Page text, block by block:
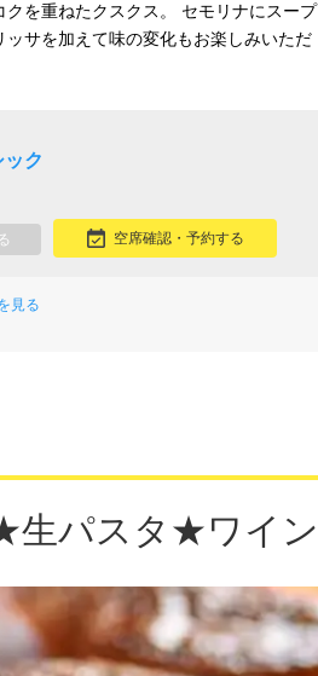
を重ねたクスクス。 セモリナにスープ
サを加えて味の変化もお楽しみいただ
ク
空席確認・予約する
見る
パスタ★ワイン